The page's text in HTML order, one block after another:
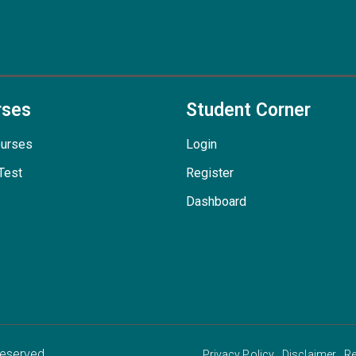
Student Corner
Login
Register
Dashboard